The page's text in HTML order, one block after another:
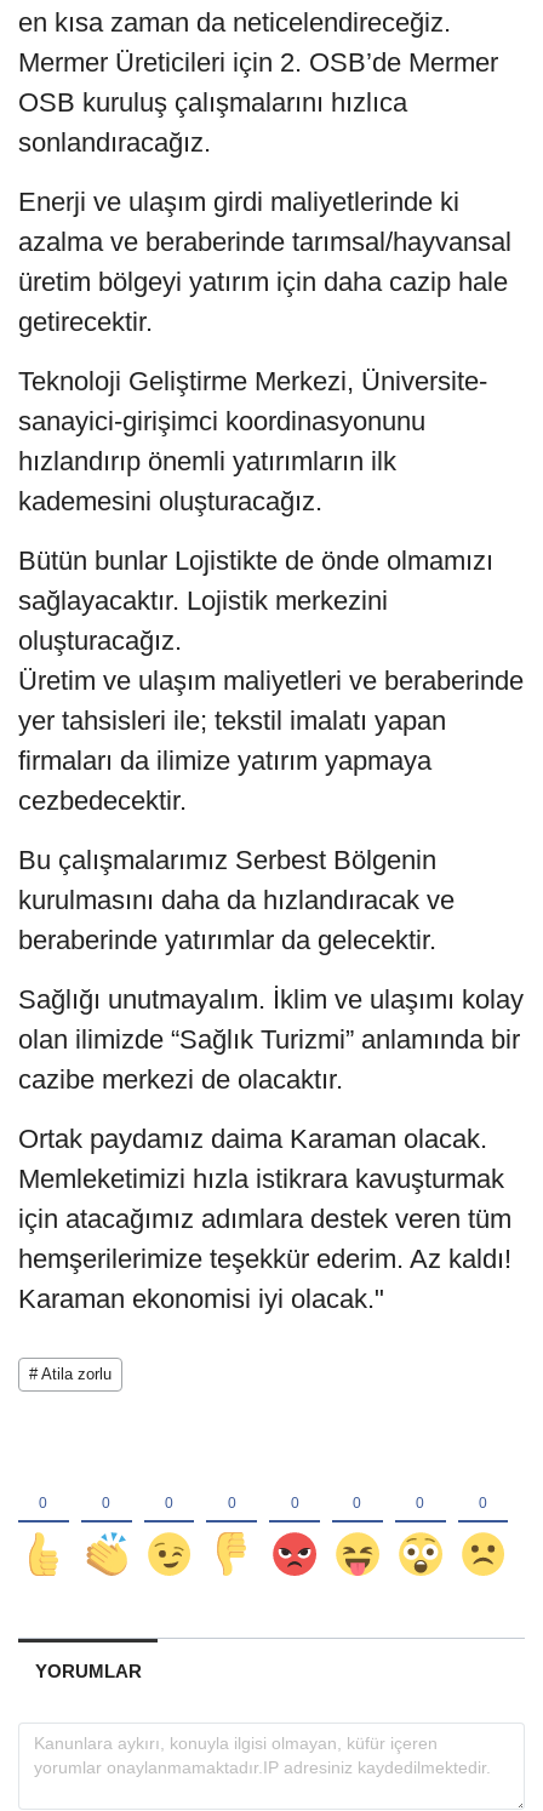
en kısa zaman da neticelendireceğiz.
Mermer Üreticileri için 2. OSB’de Mermer
OSB kuruluş çalışmalarını hızlıca
sonlandıracağız.
Enerji ve ulaşım girdi maliyetlerinde ki
azalma ve beraberinde tarımsal/hayvansal
üretim bölgeyi yatırım için daha cazip hale
getirecektir.
Teknoloji Geliştirme Merkezi, Üniversite-
sanayici-girişimci koordinasyonunu
hızlandırıp önemli yatırımların ilk
kademesini oluşturacağız.
Bütün bunlar Lojistikte de önde olmamızı
sağlayacaktır. Lojistik merkezini
oluşturacağız.
Üretim ve ulaşım maliyetleri ve beraberinde
yer tahsisleri ile; tekstil imalatı yapan
firmaları da ilimize yatırım yapmaya
cezbedecektir.
Bu çalışmalarımız Serbest Bölgenin
kurulmasını daha da hızlandıracak ve
beraberinde yatırımlar da gelecektir.
Sağlığı unutmayalım. İklim ve ulaşımı kolay
olan ilimizde “Sağlık Turizmi” anlamında bir
cazibe merkezi de olacaktır.
Ortak paydamız daima Karaman olacak.
Memleketimizi hızla istikrara kavuşturmak
için atacağımız adımlara destek veren tüm
hemşerilerimize teşekkür ederim. Az kaldı!
Karaman ekonomisi iyi olacak."
# Atila zorlu
YORUMLAR